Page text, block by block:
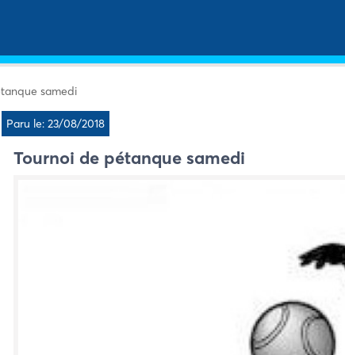
samedi
Paru le: 23/08/2018
Tournoi de pétanque samedi